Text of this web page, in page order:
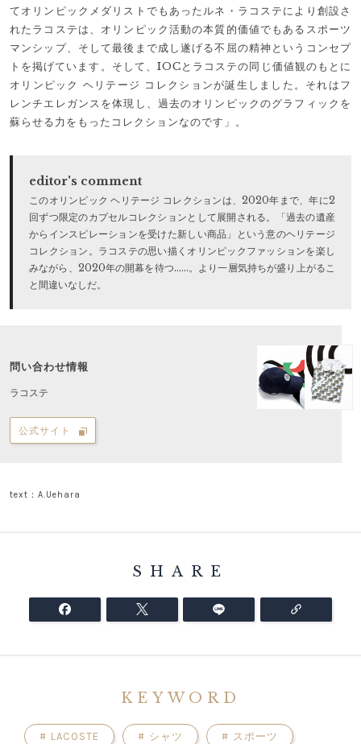
てオリンピックメダリストでもあったルネ・ラコステにより創設さ
れたラコステは、オリンピック活動の本質的価値でもあるスポーツ
マンシップ、そして最後まで成し遂げる不屈の精神というコンセプ
トを掲げています。そして、IOCとラコステの同じ価値観のもとに
オリンピック ヘリテージ コレクションが誕生しました。それはフ
レンチエレガンスを体現し、過去のオリンピックのグラフィックを
蘇らせる力をもったコレクションなのです」。
editor's comment
このオリンピック ヘリテージ コレクションは、2020年まで、年に2
回ずつ限定のカプセルコレクションとして展開される。「過去の遺産
からインスピレーションを受けた新しい商品」という意のヘリテージ
コレクション。ラコステの思い描くオリンピックファッションを楽し
みながら、2020年の開幕を待つ……。より一層気持ちが盛り上がるこ
と間違いなしだ。
問い合わせ情報
ラコステ
公式サイト
text：A.Uehara
SHARE
KEYWORD
# LACOSTE # シャツ # スポーツ